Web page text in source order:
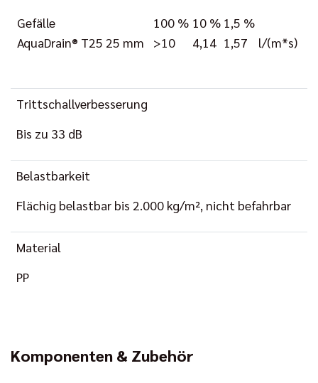
Gefälle 100 % 10 % 1,5 %
AquaDrain® T25 25 mm
>10 4,14 1,57 l/(m*s)
Trittschallverbesserung
Bis zu 33 dB
Belastbarkeit
Flächig belastbar bis 2.000 kg/m², nicht befahrbar
Material
PP
Komponenten & Zubehör